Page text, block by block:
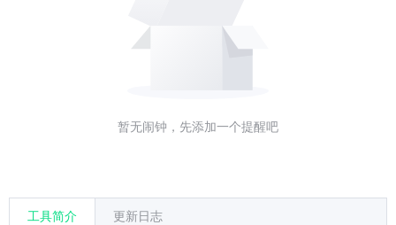
暂无闹钟，先添加一个提醒吧
工具简介 更新日志